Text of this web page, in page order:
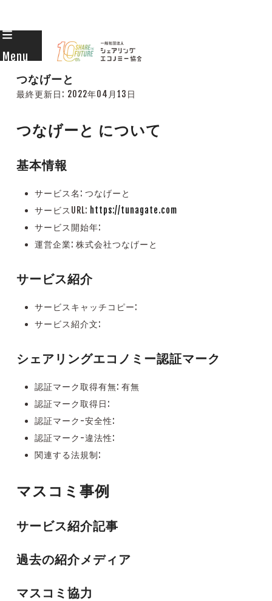
Skip
toMenu
つなげーと
最終更新日: 2022年04月13日
つなげーと について
基本情報
サービス名: つなげーと
サービスURL: https://tunagate.com
サービス開始年:
運営企業: 株式会社つなげーと
サービス紹介
サービスキャッチコピー:
サービス紹介文:
シェアリングエコノミー認証マーク
認証マーク取得有無: 有無
認証マーク取得日:
認証マーク-安全性:
認証マーク-違法性:
関連する法規制:
マスコミ事例
サービス紹介記事
過去の紹介メディア
マスコミ協力